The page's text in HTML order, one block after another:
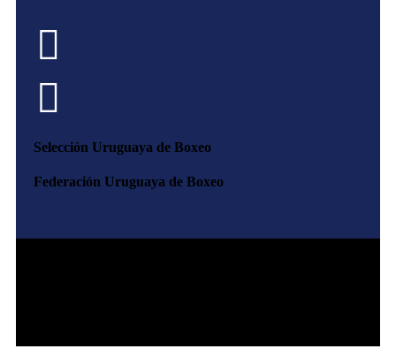


Selección Uruguaya de Boxeo
Federación Uruguaya de Boxeo